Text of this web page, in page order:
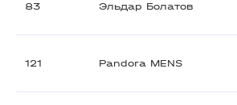
83 Эльдар Болатов
121 Pandora MENS